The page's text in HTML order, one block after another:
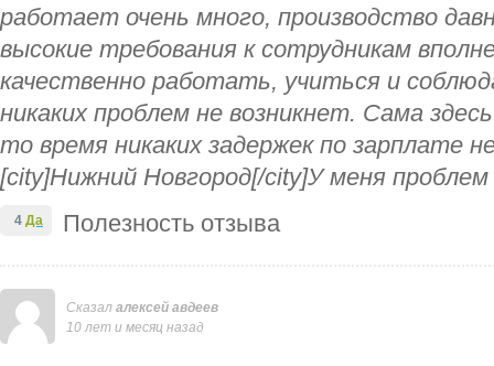
работает очень много, производство
высокие требования к сотрудникам
качественно работать, учиться и
никаких проблем не возникнет. Сама
то время никаких задержек по зарплате
[city]Нижний Новгород[/city]У меня проблем
Полезность отзыва
4 Да
Сказал алексей авдеев
10 лет и месяц назад